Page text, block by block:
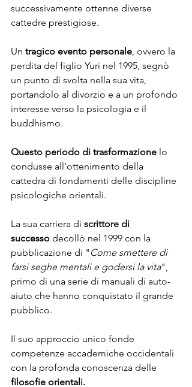
successivamente ottenne diverse
cattedre prestigiose.
Un tragico evento personale, ovvero la
perdita del figlio Yuri nel 1995, segnò
un punto di svolta nella sua vita,
portandolo al divorzio e a un profondo
interesse verso la psicologia e il
buddhismo.
Questo periodo di trasformazione lo
condusse all'ottenimento della
cattedra di fondamenti delle discipline
psicologiche orientali.
La sua carriera di scrittore di
successo decollò nel 1999 con la
pubblicazione di " Come smettere di
farsi seghe mentali e godersi la vita",
primo di una serie di manuali di auto-
aiuto che hanno conquistato il grande
pubblico.
Il suo approccio unico fonde
competenze accademiche occidentali
con la profonda conoscenza delle
filosofie orientali.